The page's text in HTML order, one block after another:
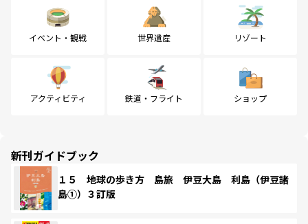
イベント・観戦 世界遺産 リゾート
アクティビティ 鉄道・フライト ショップ
新刊ガイドブック
１５ 地球の歩き方 島旅 伊豆大島 利島（伊豆諸
島①）３訂版